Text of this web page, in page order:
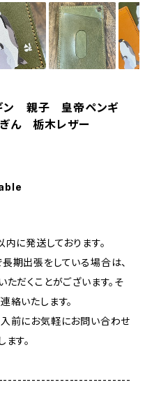
ン 親子 皇帝ペンギ
栃木レザー
に発送しております。
期出張をしている場合は、
だくことがございます。そ
絡いたします。
前にお気軽にお問い合わせ
す。